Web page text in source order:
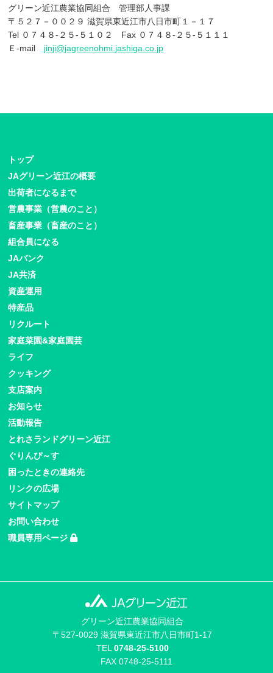
グリーン近江農業協同組合 管理部人事課
〒５２７－００２９ 滋賀県東近江市八日市町１－１７
Tel ０７４８-２５-５１０２ Fax ０７４８-２５-５１１１
Ｅ-mail jinji@jagreenohmi.jashiga.co.jp
トップ
JAグリーン近江の概要
出荷者になるまで
営農事業（営農のこと）
畜産事業（畜産のこと）
組合員になる
JAバンク
JA共済
資産運用
特産品
リクルート
家庭菜園&家庭園芸
ライフ
クッキング
支店案内
お知らせ
活動報告
とれさランドグリーン近江
ぐりんぴ～す
困ったときの連絡先
リンクの広場
サイトマップ
お問い合わせ
職員専用ページ
グリーン近江農業協同組合
〒527-0029 滋賀県東近江市八日市町1-17
TEL 0748-25-5100
FAX 0748-25-5111